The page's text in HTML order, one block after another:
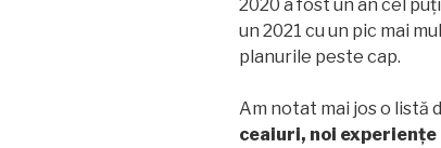
2020 a fost un an cel
un 2021 cu un pic mai
planurile peste cap.
Am notat mai jos o listă
ceaiuri, noi